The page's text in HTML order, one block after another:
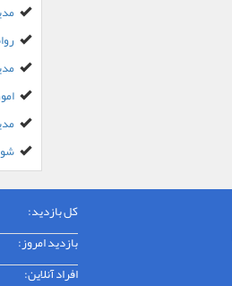
کل بازدید:
بازدید امروز:
افراد آنلاین: